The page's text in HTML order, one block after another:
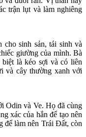
trận lụt và làm nghiêng
sinh sản, tái sinh và
giường của mình. Bà
là kéo sợi và có liên
và cây thường xanh với
Odin và Ve. Họ đã cùng
xác của hắn để tạo nên
để làm nên Trái Đất, còn